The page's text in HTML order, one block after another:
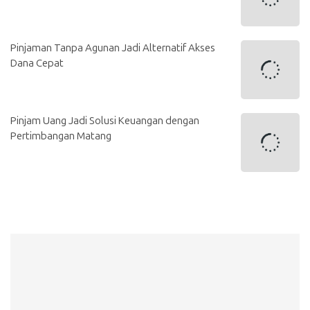
Pinjaman Tanpa Agunan Jadi Alternatif Akses
Dana Cepat
Pinjam Uang Jadi Solusi Keuangan dengan
Pertimbangan Matang